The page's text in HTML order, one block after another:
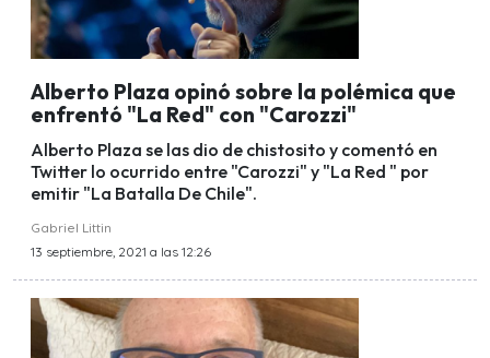
Alberto Plaza opinó sobre la polémica que
enfrentó "La Red" con "Carozzi"
Alberto Plaza se las dio de chistosito y comentó en
Twitter lo ocurrido entre "Carozzi" y "La Red " por
emitir "La Batalla De Chile".
Gabriel Littin
13 septiembre, 2021 a las 12:26